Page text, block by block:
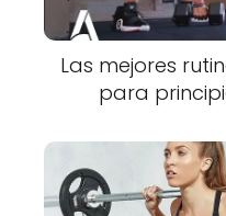
Las mejores
para